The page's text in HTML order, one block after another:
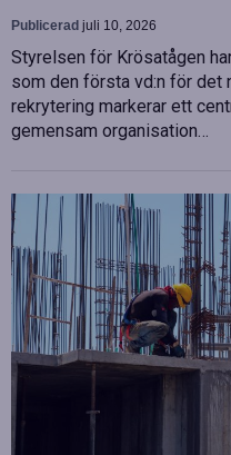
Publicerad juli 10, 2026
Styrelsen för Krösatågen
som den första vd:n för det
rekrytering markerar ett
gemensam organisation…